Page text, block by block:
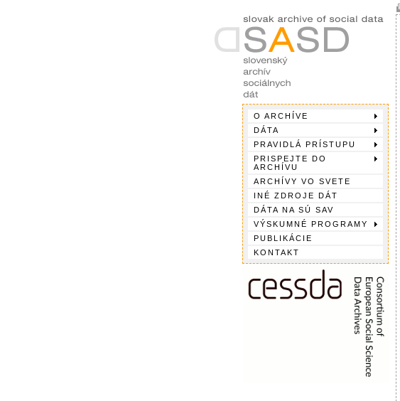
O ARCHÍVE
DÁTA
PRAVIDLÁ PRÍSTUPU
PRISPEJTE DO
ARCHÍVU
ARCHÍVY VO SVETE
INÉ ZDROJE DÁT
DÁTA NA SÚ SAV
VÝSKUMNÉ PROGRAMY
PUBLIKÁCIE
KONTAKT